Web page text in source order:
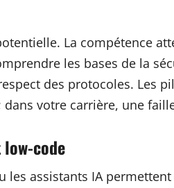
La compétence
les bases de la
des protocoles. Les
votre carrière, une
code
les assistants IA